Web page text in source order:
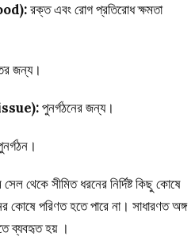
রক্ত এবং রোগ প্রতিরোধ ক্ষমতা
জন্য।
পুনর্গঠনের জন্য।
থেকে সীমিত ধরনের নির্দিষ্ট কিছু কোষে
কোষে পরিণত হতে পারে না। সাধারণত অঙ্গ
ব্যবহৃত হয় ।